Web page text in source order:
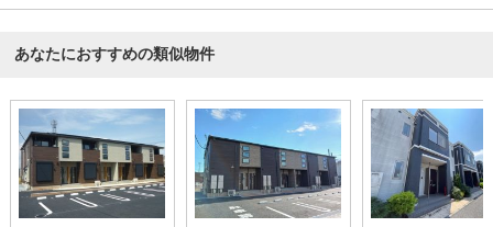
あなたにおすすめの類似物件